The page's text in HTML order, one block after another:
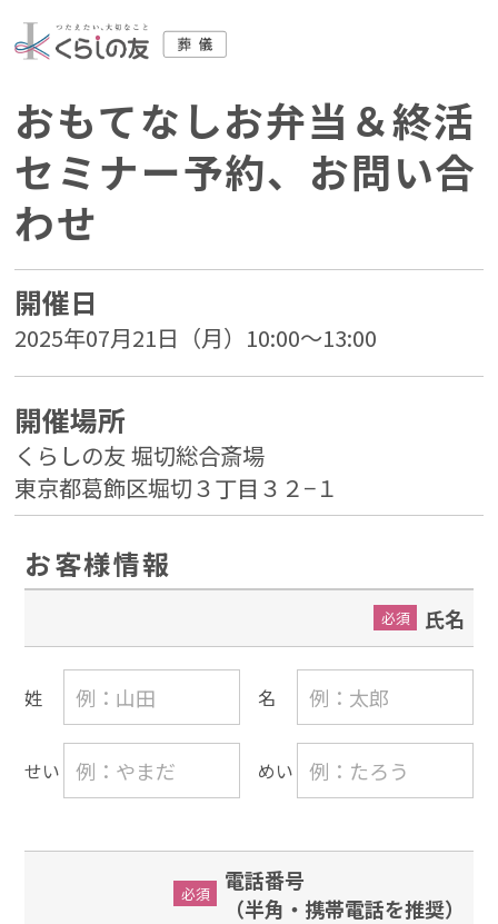
おもてなしお弁当＆終活
セミナー予約、お問い合
わせ
開催日
2025年07月21日（月）10:00～13:00
開催場所
くらしの友 堀切総合斎場
東京都葛飾区堀切３丁目３２−１
お客様情報
氏名
必須
姓 名
せい めい
電話番号
（半角・携帯電話を推奨）
必須